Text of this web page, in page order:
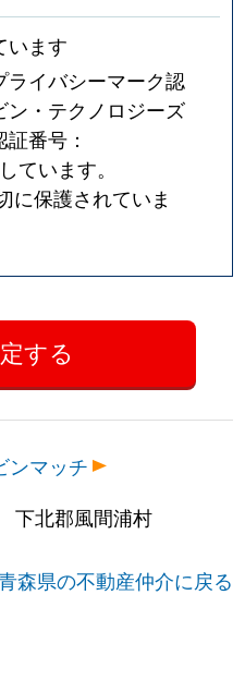
います
ライバシーマーク認
ン・テクノロジーズ
番号：
ています。
に保護されていま
ンマッチ
下北郡風間浦村
森県の不動産仲介に戻る